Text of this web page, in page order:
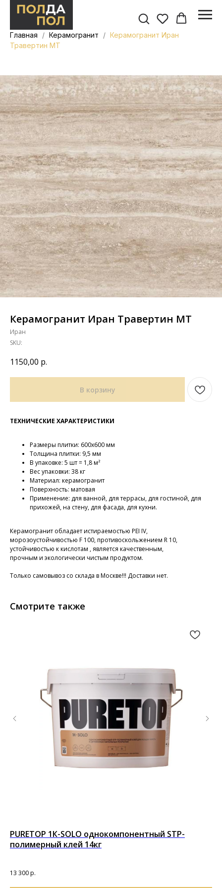
Главная Керамогранит
Керамогранит Иран
Травертин MT
Керамогранит Иран Травертин MT
Иран
SKU:
1150,00 р.
В корзину
ТЕХНИЧЕСКИЕ ХАРАКТЕРИСТИКИ
Размеры плитки: 600х600 мм
Толщина плитки: 9,5 мм
В упаковке: 5 шт = 1,8 м²
Вес упаковки: 38 кг
Материал: керамогранит
Поверхность: матовая
Применение: для ванной, для террасы, для гостиной, для
прихожей, на стену, для фасада, для кухни.
Керамогранит обладает истираемостью PEI IV,
морозоустойчивостью F 100, противоскольжением R 10,
устойчивостью к кислотам , является качественным,
прочным и экологически чистым продуктом.
Только самовывоз со склада в Москве!!! Доставки нет.
Смотрите также
PURETOP 1К-SOLO однокомпонентный STP-
полимерный клей 14кг
13 300р.